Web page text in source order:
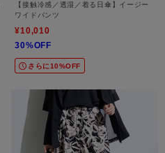
【接触冷感／透湿／着る日傘】イージー
ワイドパンツ
¥10,010
30%OFF
さらに10%OFF